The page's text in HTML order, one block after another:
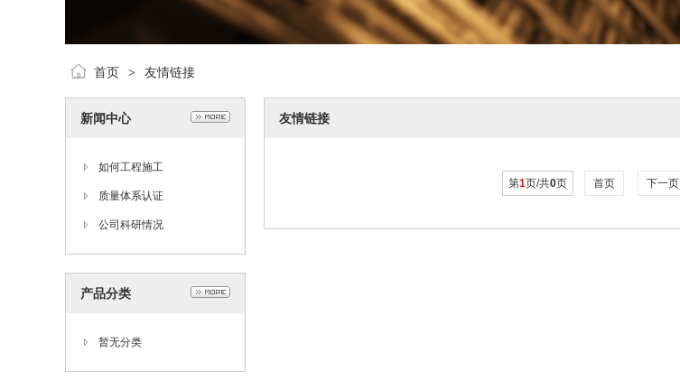
首页 > 友情链接
新闻中心
如何工程施工
质量体系认证
公司科研情况
产品分类
暂无分类
友情链接
第1页/共0页 首页 下一页